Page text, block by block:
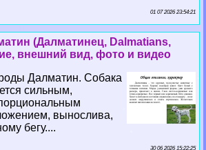
01 07 2026 23:54:21
(Далматинец, Dalmatians,
внешний вид, фото и видео
Далматин. Собака
сильным,
вынослива,
бегу....
30 06 2026 15:22:25